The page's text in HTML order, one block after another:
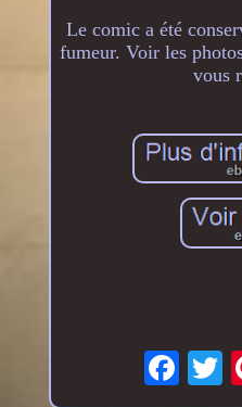
Le comic a été
fumeur. Voir les
vous